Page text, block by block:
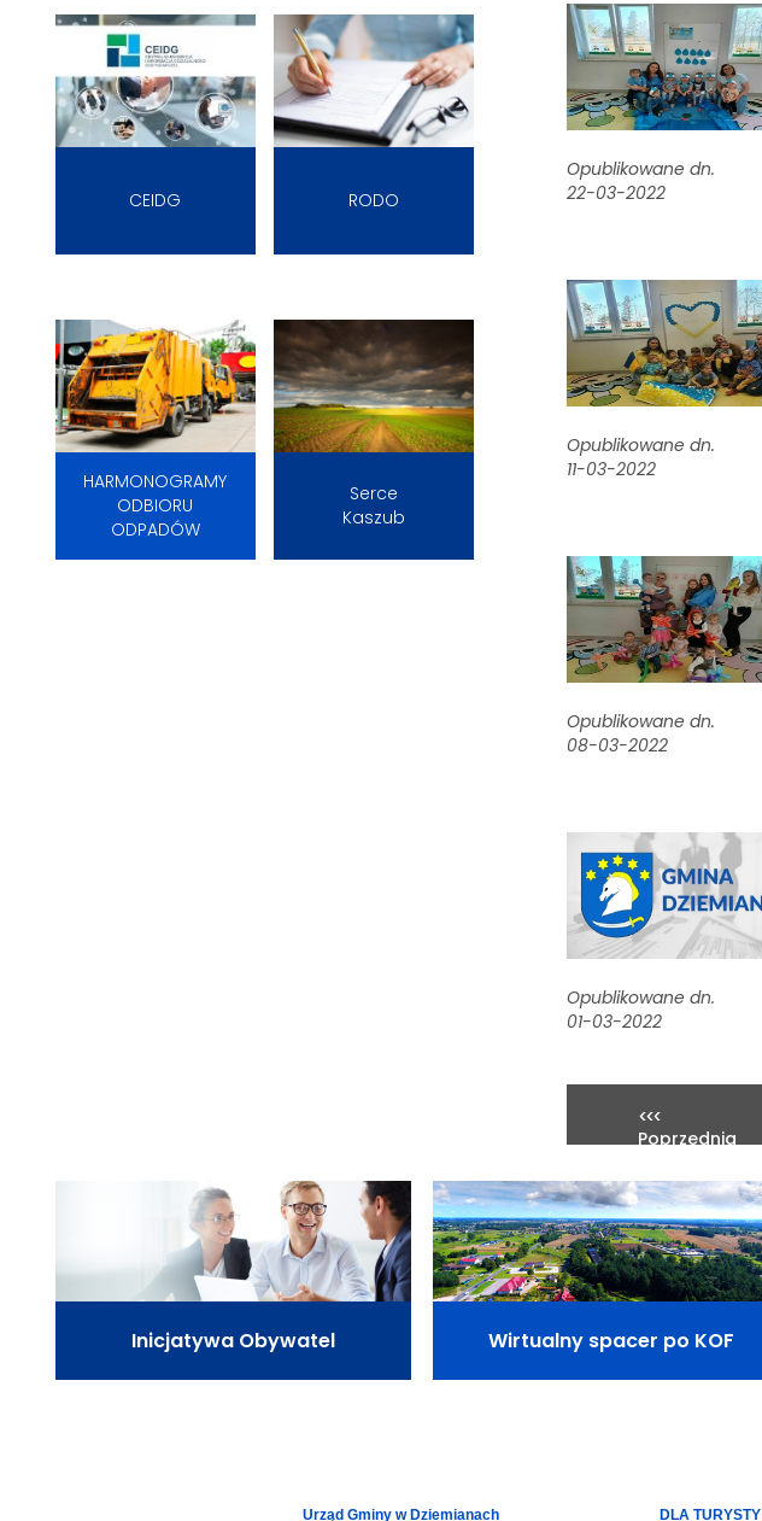
CEIDG RODO
HARMONOGRAMY
ODBIORU
ODPADÓW
Serce
Kaszub
Opublikowane dn.
22-03-2022
Opublikowane dn.
11-03-2022
Opublikowane dn.
08-03-2022
Opublikowane dn.
01-03-2022
Poprzednia
Inicjatywa Obywatel Wirtualny spacer po KOF
Urząd Gminy w Dziemianach DLA TURYSTY